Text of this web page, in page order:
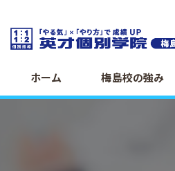
ホーム 梅島校の強み